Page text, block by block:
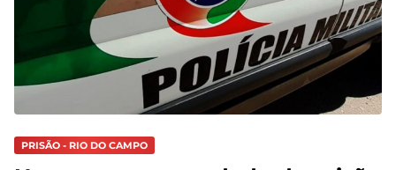
PRISÃO - RIO DO CAMPO